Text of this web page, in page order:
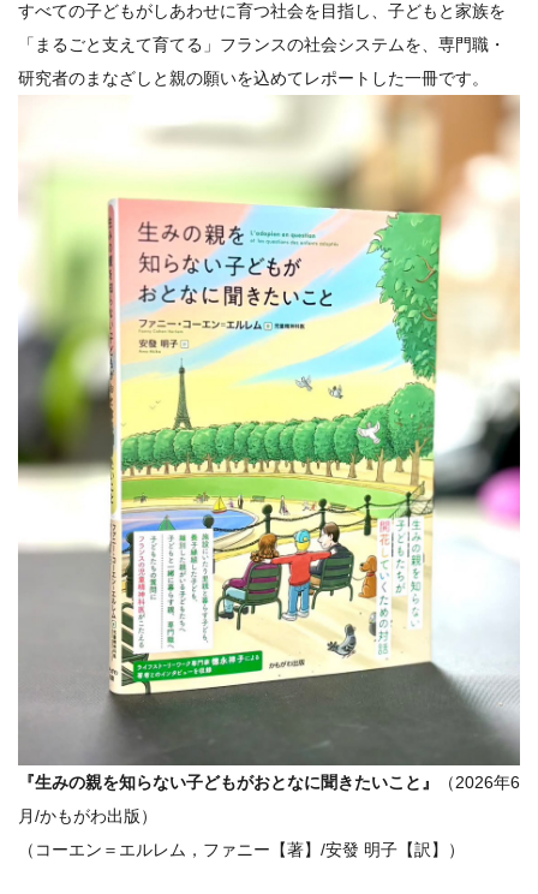
すべての子どもがしあわせに育つ社会を目指し、子どもと家族を
「まるごと支えて育てる」フランスの社会システムを、専門職・
研究者のまなざしと親の願いを込めてレポートした一冊です。
『生みの親を知らない子どもがおとなに聞きたいこと』
（2026年6
月/かもがわ出版）
（コーエン＝エルレム，ファニー【著】/安發 明子【訳】）